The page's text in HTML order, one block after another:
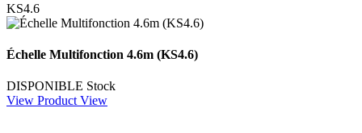
KS4.6
Échelle Multifonction 4.6m (KS4.6)
DISPONIBLE Stock
View Product View